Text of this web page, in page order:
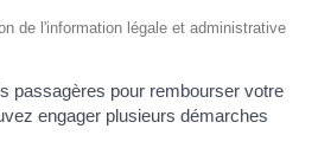
de l'information légale et administrative
passagères pour rembourser votre
engager plusieurs démarches